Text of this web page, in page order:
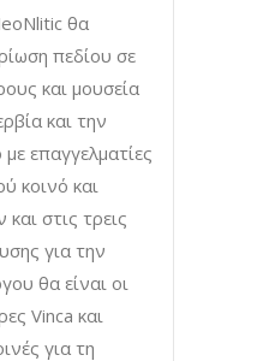
θα
πεδίου σε
και μουσεία
και την
επαγγελματίες
κοινό και
στις τρεις
για την
θα είναι οι
Vinca και
για τη